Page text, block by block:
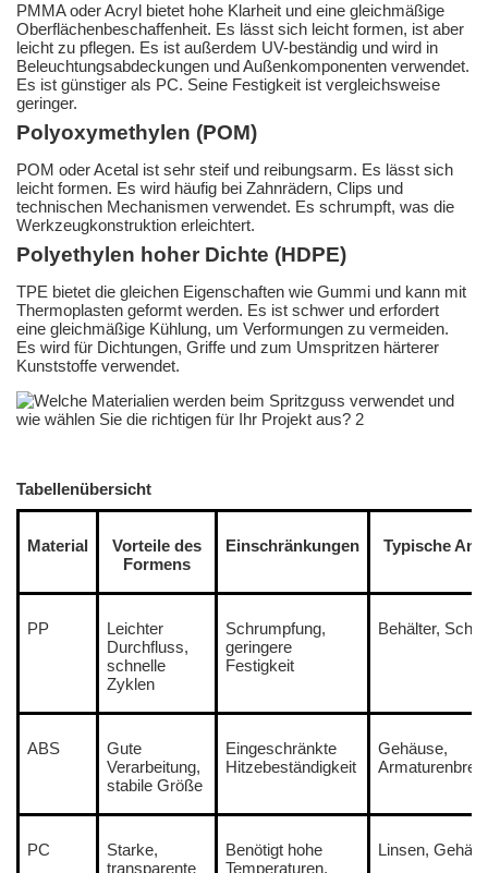
PMMA oder Acryl bietet hohe Klarheit und eine gleichmäßige
Oberflächenbeschaffenheit. Es lässt sich leicht formen, ist aber
leicht zu pflegen. Es ist außerdem UV-beständig und wird in
Beleuchtungsabdeckungen und Außenkomponenten verwendet.
Es ist günstiger als PC. Seine Festigkeit ist vergleichsweise
geringer.
Polyoxymethylen (POM)
POM oder Acetal ist sehr steif und reibungsarm. Es lässt sich
leicht formen. Es wird häufig bei Zahnrädern, Clips und
technischen Mechanismen verwendet. Es schrumpft, was die
Werkzeugkonstruktion erleichtert.
Polyethylen hoher Dichte (HDPE)
TPE bietet die gleichen Eigenschaften wie Gummi und kann mit
Thermoplasten geformt werden. Es ist schwer und erfordert
eine gleichmäßige Kühlung, um Verformungen zu vermeiden.
Es wird für Dichtungen, Griffe und zum Umspritzen härterer
Kunststoffe verwendet.
Tabellenübersicht
Material
Vorteile des
Formens
Einschränkungen Typische
PP
Leichter
Durchfluss,
schnelle
Zyklen
Schrumpfung,
geringere
Festigkeit
Behälter,
ABS
Gute
Verarbeitung,
stabile Größe
Eingeschränkte
Hitzebeständigkeit
Gehäuse,
PC
Starke,
transparente
Benötigt hohe
Temperaturen,
Linsen,